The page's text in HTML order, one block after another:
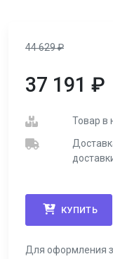
44 629₽
37 191 ₽
Товар в
КУПИТЬ
Для оформления